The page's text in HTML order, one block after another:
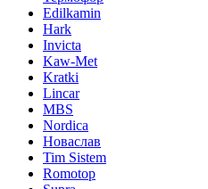
Edilkamin
Hark
Invicta
Kaw-Met
Kratki
Lincar
MBS
Nordica
Новаслав
Tim Sistem
Romotop